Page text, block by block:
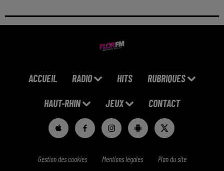
ACCUEIL RADIO HITS RUBRIQUES
HAUT-RHIN JEUX CONTACT
Gestion des cookies Mentions légales Plan du site